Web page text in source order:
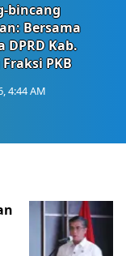
bincang
Bersama
DPRD Kab.
PKB
4:44 AM